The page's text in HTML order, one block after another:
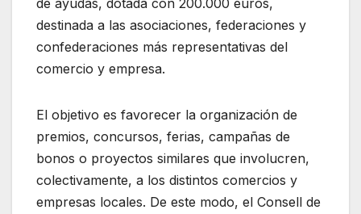
destinada a las asociaciones, federaciones y
confederaciones más representativas del
comercio y empresa.
El objetivo es favorecer la organización de
premios, concursos, ferias, campañas de
bonos o proyectos similares que involucren,
colectivamente, a los distintos comercios y
empresas locales. De este modo, el Consell de